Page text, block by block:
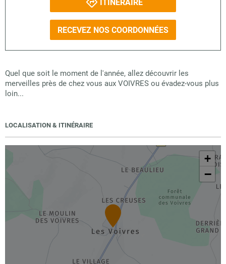
ITINÉRAIRE
RECEVEZ NOS COORDONNÉES
Quel que soit le moment de l'année, allez découvrir les
merveilles près de chez vous aux VOIVRES ou évadez-vous plus
loin...
LOCALISATION & ITINÉRAIRE
+
−